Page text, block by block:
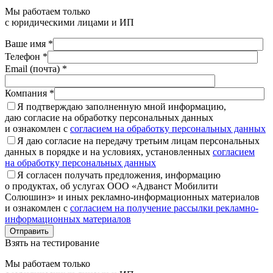
Мы работаем только
с юридическими лицами и ИП
Ваше имя *
Телефон *
Email (почта) *
Компания *
Я подтверждаю заполненную мной информацию,
даю согласие на обработку персональных данных
и ознакомлен с согласием на обработку персональных данных
Я даю согласие на передачу третьим лицам персональных
данных в порядке и на условиях, установленных согласием
на обработку персональных данных
Я согласен получать предложения, информацию
о продуктах, об услугах ООО «Адванст Мобилити
Солюшинз» и иных рекламно-информационных материалов
и ознакомлен с согласием на получение рассылки рекламно-
информационных материалов
Отправить
Взять на тестирование
Мы работаем только